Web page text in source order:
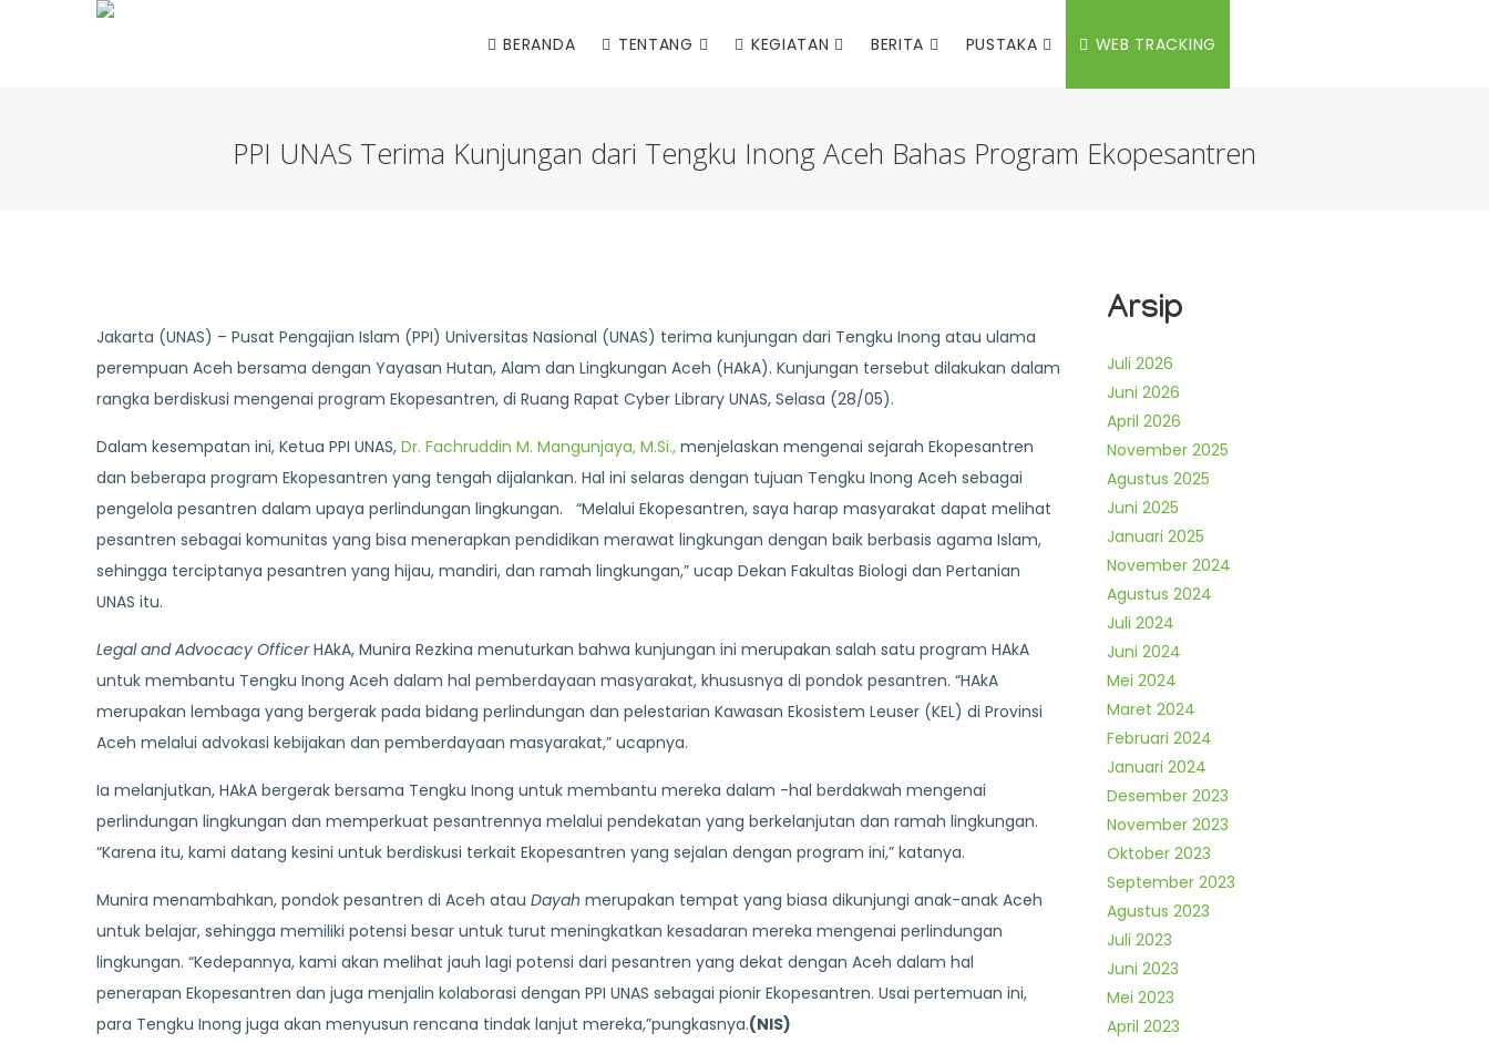
BERANDA TENTANG KEGIATAN BERITA PUSTAKA WEB TRACKING
PPI UNAS Terima Kunjungan dari Tengku Inong Aceh Bahas Program Ekopesantren
Jakarta (UNAS) – Pusat Pengajian Islam (PPI) Universitas Nasional (UNAS) terima kunjungan dari Tengku Inong atau ulama
perempuan Aceh bersama dengan Yayasan Hutan, Alam dan Lingkungan Aceh (HAkA). Kunjungan tersebut dilakukan dalam
rangka berdiskusi mengenai program Ekopesantren, di Ruang Rapat Cyber Library UNAS, Selasa (28/05).
Dalam kesempatan ini, Ketua PPI UNAS, Dr. Fachruddin M. Mangunjaya, M.Si., menjelaskan mengenai sejarah Ekopesantren
dan beberapa program Ekopesantren yang tengah dijalankan. Hal ini selaras dengan tujuan Tengku Inong Aceh sebagai
pengelola pesantren dalam upaya perlindungan lingkungan. “Melalui Ekopesantren, saya harap masyarakat dapat melihat
pesantren sebagai komunitas yang bisa menerapkan pendidikan merawat lingkungan dengan baik berbasis agama Islam,
sehingga terciptanya pesantren yang hijau, mandiri, dan ramah lingkungan,” ucap Dekan Fakultas Biologi dan Pertanian
UNAS itu.
Legal and Advocacy OfficerHAkA, Munira Rezkina menuturkan bahwa kunjungan ini merupakan salah satu program HAkA
untuk membantu Tengku Inong Aceh dalam hal pemberdayaan masyarakat, khususnya di pondok pesantren. “HAkA
merupakan lembaga yang bergerak pada bidang perlindungan dan pelestarian Kawasan Ekosistem Leuser (KEL) di Provinsi
Aceh melalui advokasi kebijakan dan pemberdayaan masyarakat,” ucapnya.
Ia melanjutkan, HAkA bergerak bersama Tengku Inong untuk membantu mereka dalam -hal berdakwah mengenai
perlindungan lingkungan dan memperkuat pesantrennya melalui pendekatan yang berkelanjutan dan ramah lingkungan.
“Karena itu, kami datang kesini untuk berdiskusi terkait Ekopesantren yang sejalan dengan program ini,” katanya.
Munira menambahkan, pondok pesantren di Aceh atau Dayah merupakan tempat yang biasa dikunjungi anak-anak Aceh
untuk belajar, sehingga memiliki potensi besar untuk turut meningkatkan kesadaran mereka mengenai perlindungan
lingkungan. “Kedepannya, kami akan melihat jauh lagi potensi dari pesantren yang dekat dengan Aceh dalam hal
penerapan Ekopesantren dan juga menjalin kolaborasi dengan PPI UNAS sebagai pionir Ekopesantren. Usai pertemuan ini,
para Tengku Inong juga akan menyusun rencana tindak lanjut mereka,”pungkasnya.(NIS)
Arsip
Juli 2026
Juni 2026
April 2026
November 2025
Agustus 2025
Juni 2025
Januari 2025
November 2024
Agustus 2024
Juli 2024
Juni 2024
Mei 2024
Maret 2024
Februari 2024
Januari 2024
Desember 2023
November 2023
Oktober 2023
September 2023
Agustus 2023
Juli 2023
Juni 2023
Mei 2023
April 2023